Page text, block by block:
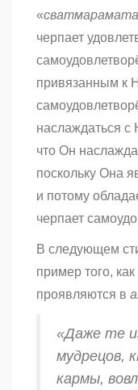
«
черпает
привязанным к
наслаждаться с
что Он
поскольку Она
и потому
черпает
В следующем
пример того,
проявляются в
«Даже те
мудрецов,
кармы,